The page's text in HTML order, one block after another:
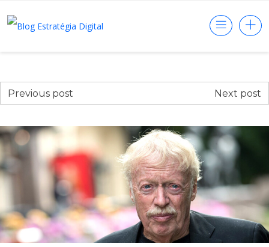
Previous post Next post